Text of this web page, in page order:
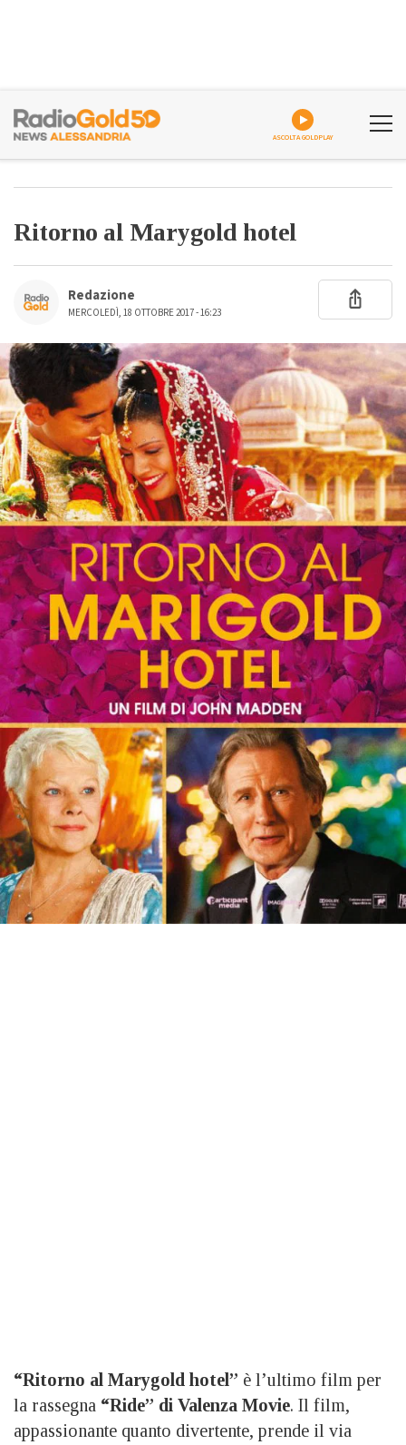
ASCOLTA GOLDPLAY
Ritorno al Marygold hotel
Redazione
MERCOLEDÌ, 18 OTTOBRE 2017 - 16:23
“Ritorno al Marygold hotel” è l’ultimo film per
la rassegna “Ride” di Valenza Movie. Il film,
appassionante quanto divertente, prende il via